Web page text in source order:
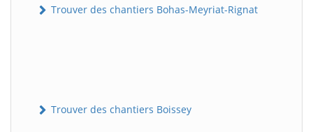
Trouver des chantiers Bohas-Meyriat-Rignat
Trouver des chantiers Boissey